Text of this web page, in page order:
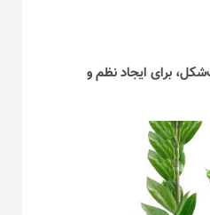
برای ایجاد نظم و